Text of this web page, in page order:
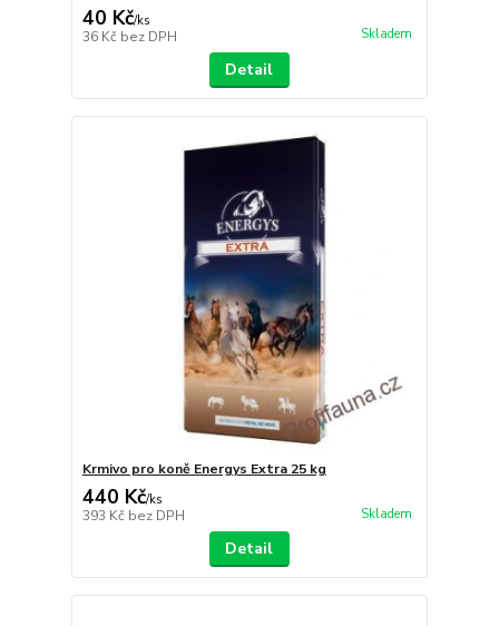
40 Kč/ks
36 Kč bez DPH Skladem
Detail
Krmivo pro koně Energys Extra 25 kg
440 Kč/ks
393 Kč bez DPH Skladem
Detail